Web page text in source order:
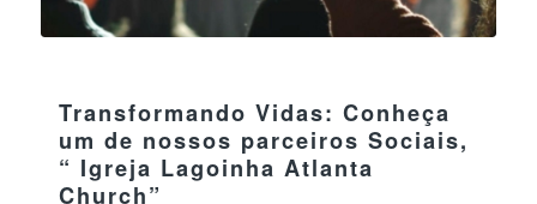
Transformando Vidas: Conheça
um de nossos parceiros Sociais,
“ Igreja Lagoinha Atlanta
Church”